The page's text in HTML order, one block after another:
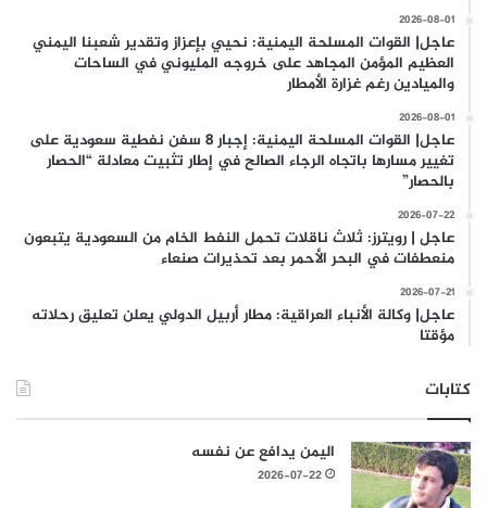
2026-08-01
عاجل| القوات المسلحة اليمنية: نحيي بإعزاز وتقدير شعبنا اليمني
العظيم المؤمن المجاهد على خروجه المليوني في الساحات
والميادين رغم غزارة الأمطار
2026-08-01
عاجل| القوات المسلحة اليمنية: إجبار 8 سفن نفطية سعودية على
تغيير مسارها باتجاه الرجاء الصالح في إطار تثبيت معادلة “الحصار
بالحصار”
2026-07-22
عاجل | رويترز: ثلاث ناقلات تحمل النفط الخام من السعودية يتبعون
منعطفات في البحر الأحمر بعد تحذيرات صنعاء
2026-07-21
عاجل| وكالة الأنباء العراقية: مطار أربيل الدولي يعلن تعليق رحلاته
مؤقتا
كتابات
اليمن يدافع عن نفسه
2026-07-22